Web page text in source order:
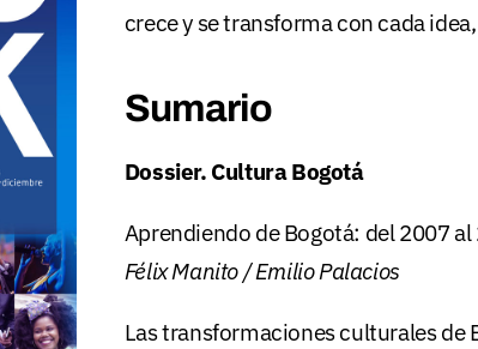
crece y se transforma con cada
Sumario
Dossier. Cultura Bogotá
Aprendiendo de Bogotá: del 2007 al
Félix Manito / Emilio Palacios
Las transformaciones culturales de